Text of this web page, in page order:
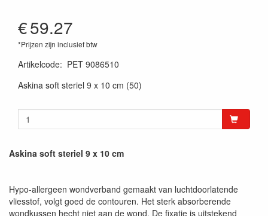
€59.27
*Prijzen zijn inclusief btw
Artikelcode: PET 9086510
Askina soft steriel 9 x 10 cm (50)
Askina soft steriel 9 x 10 cm
Hypo-allergeen wondverband gemaakt van luchtdoorlatende
vliesstof, volgt goed de contouren. Het sterk absorberende
wondkussen hecht niet aan de wond. De fixatie is uitstekend